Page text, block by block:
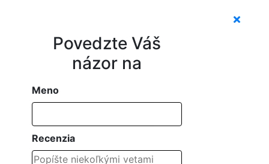
Povedzte Váš
názor na
Meno
Recenzia